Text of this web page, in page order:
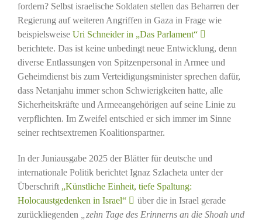
fordern? Selbst israelische Soldaten stellen das Beharren der
Regierung auf weiteren Angriffen in Gaza in Frage wie
beispielsweise Uri Schneider in „Das Parlament“
berichtete. Das ist keine unbedingt neue Entwicklung, denn
diverse Entlassungen von Spitzenpersonal in Armee und
Geheimdienst bis zum Verteidigungsminister sprechen dafür,
dass Netanjahu immer schon Schwierigkeiten hatte, alle
Sicherheitskräfte und Armeeangehörigen auf seine Linie zu
verpflichten. Im Zweifel entschied er sich immer im Sinne
seiner rechtsextremen Koalitionspartner.
In der Juniausgabe 2025 der Blätter für deutsche und
internationale Politik berichtet Ignaz Szlacheta unter der
Überschrift „Künstliche Einheit, tiefe Spaltung:
Holocaustgedenken in Israel“
über die in Israel gerade
zurückliegenden
„zehn Tage des Erinnerns an die Shoah und